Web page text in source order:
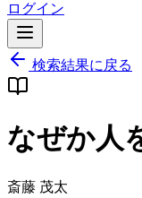
ログイン
検索結果に戻る
なぜか人
斎藤 茂太